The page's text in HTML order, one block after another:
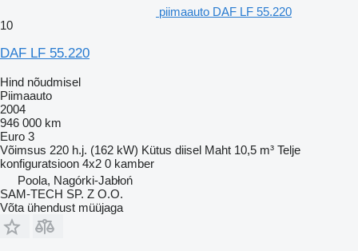
piimaauto DAF LF 55.220
10
DAF LF 55.220
Hind nõudmisel
Piimaauto
2004
946 000 km
Euro 3
Võimsus 220 h.j. (162 kW) Kütus diisel Maht 10,5 m³ Telje
konfiguratsioon 4x2 0 kamber
Poola, Nagórki-Jabłoń
SAM-TECH SP. Z O.O.
Võta ühendust müüjaga